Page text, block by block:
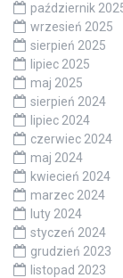
październik
wrzesień 2025
sierpień 2025
lipiec 2025
maj 2025
sierpień 2024
lipiec 2024
czerwiec 2024
maj 2024
kwiecień 2024
marzec 2024
luty 2024
styczeń 2024
grudzień 2023
listopad 2023